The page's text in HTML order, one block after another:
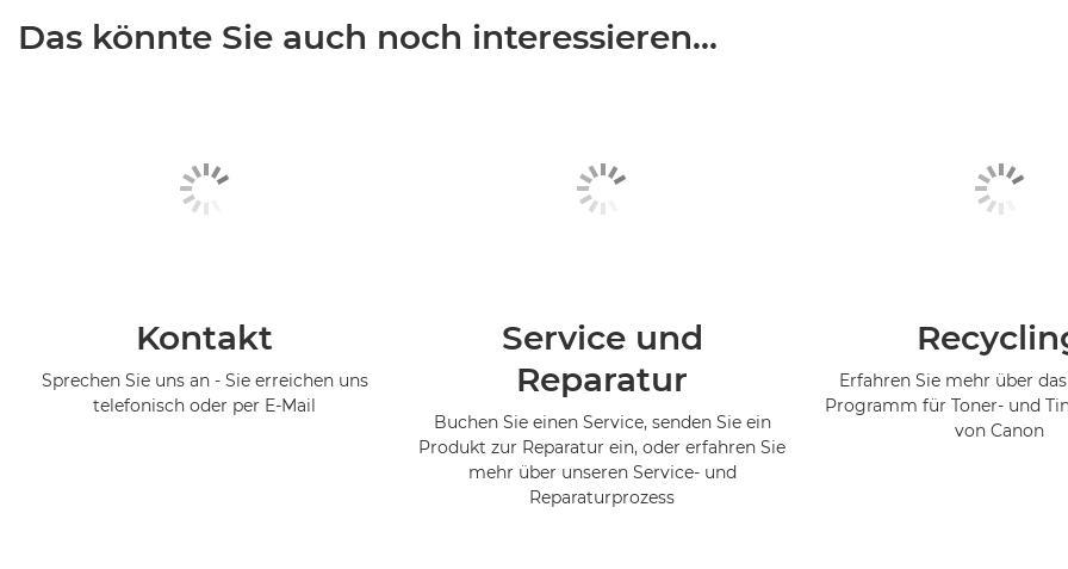
Das könnte Sie auch noch interessieren...
Kontakt
Sprechen Sie uns an - Sie erreichen uns
telefonisch oder per E-Mail
Service und
Reparatur
Buchen Sie einen Service, senden Sie ein
Produkt zur Reparatur ein, oder erfahren Sie
mehr über unseren Service- und
Reparaturprozess
Erfahren Sie mehr über
Programm für Toner- und
von Canon